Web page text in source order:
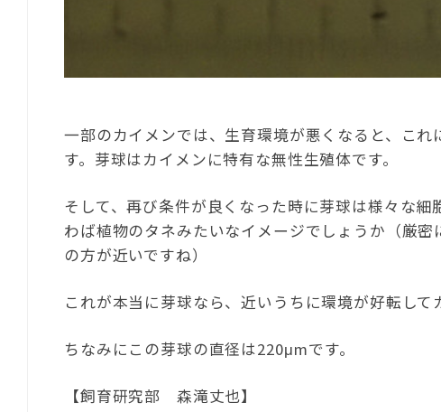
一部のカイメンでは、生育環境が悪くなると、こ
す。芽球はカイメンに特有な無性生殖体です。
そして、再び条件が良くなった時に芽球は様々な
わば植物のタネみたいなイメージでしょうか（厳密
の方が近いですね）
これが本当に芽球なら、近いうちに環境が好転して
ちなみにこの芽球の直径は220μmです。
【飼育研究部 森滝丈也】